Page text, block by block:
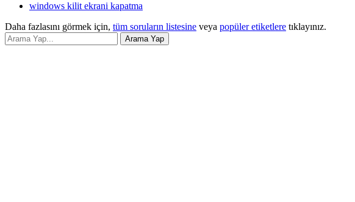
windows kilit ekrani kapatma
Daha fazlasını görmek için, tüm soruların listesine veya popüler etiketlere tıklayınız.